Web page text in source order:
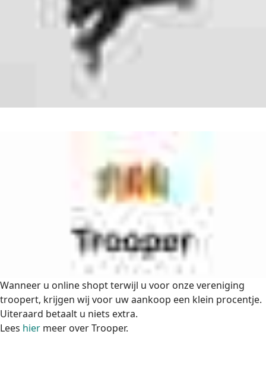
Wanneer u online shopt terwijl u voor onze vereniging
troopert, krijgen wij voor uw aankoop een klein procentje.
Uiteraard betaalt u niets extra.
Lees hier meer over Trooper.